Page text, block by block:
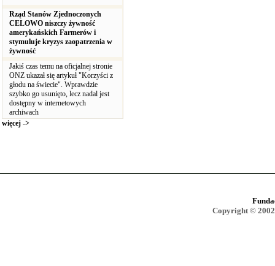
Rząd Stanów Zjednoczonych
CELOWO niszczy żywność
amerykańskich Farmerów i
stymuluje kryzys zaopatrzenia w
żywność
Jakiś czas temu na oficjalnej stronie
ONZ ukazał się artykuł "Korzyści z
głodu na świecie". Wprawdzie
szybko go usunięto, lecz nadal jest
dostępny w internetowych
archiwach
więcej ->
Copyright ©